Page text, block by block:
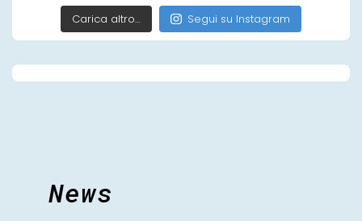
Carica altro… Segui su Instagram
News